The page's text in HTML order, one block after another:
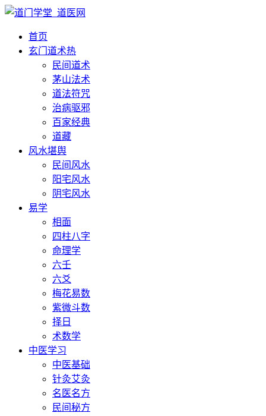
首页
玄门道术热
民间道术
茅山法术
道法符咒
治病驱邪
百家经典
道藏
风水堪舆
民间风水
阳宅风水
阴宅风水
易学
相面
四柱八字
命理学
六壬
六爻
梅花易数
紫微斗数
择日
术数学
中医学习
中医基础
针灸艾灸
名医名方
民间秘方